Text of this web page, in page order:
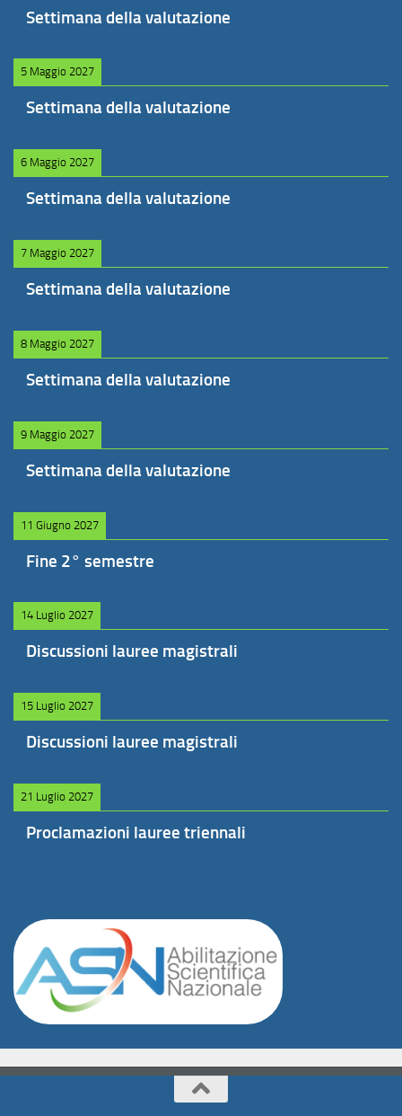
Settimana della valutazione
5 Maggio 2027
Settimana della valutazione
6 Maggio 2027
Settimana della valutazione
7 Maggio 2027
Settimana della valutazione
8 Maggio 2027
Settimana della valutazione
9 Maggio 2027
Settimana della valutazione
11 Giugno 2027
Fine 2° semestre
14 Luglio 2027
Discussioni lauree magistrali
15 Luglio 2027
Discussioni lauree magistrali
21 Luglio 2027
Proclamazioni lauree triennali